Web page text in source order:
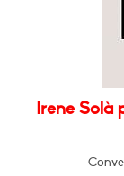
Irene Solà